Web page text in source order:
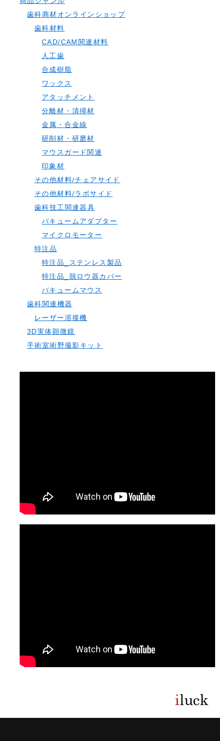
歯科商材オンラインショップ
歯科材料
CAD/CAM関連材料
人工歯
合成樹脂
ワックス
アタッチメント
分離材・清掃材
金属・合金線
研削材・研磨材
マウスガード関連
印象材
その他材料/チェアサイド
その他材料/ラボサイド
歯科技工関連器具
バキュームアダプター
マイクロモーター
特注品
特注品_ステンレス製品
特注品_脱ロウ器カバー
バキュームマウス
歯科関連機器
レーザー溶接機
3D実体顕微鏡
手術室術野撮影キット